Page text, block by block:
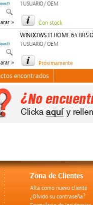
»
1 USUARIO/ OEM
Con stock
»
WINDOWS 11 HOME 64 BITS
1 USUARIO/ OEM
Próximamente
encontrados
Zona de Clientes
Alta como nuevo cliente
¿Olvidó su contraseña?